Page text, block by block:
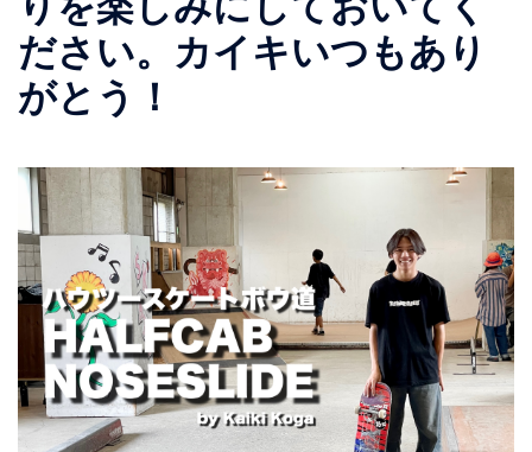
ださい。カイキいつもあり
がとう！